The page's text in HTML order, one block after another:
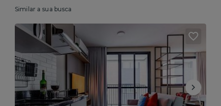
Similar a sua busca